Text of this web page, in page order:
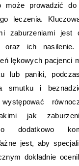
może prowadzić do
leczenia.
zaburzeniami jest
oraz ich
lękowych pacjenci
lub paniki,
smutku i
jak
dodatkowo
jest, aby
dokładnie